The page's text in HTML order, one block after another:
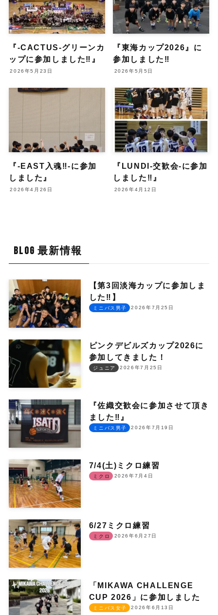
『-CACTUS-グリーンカ
ップに参加しました‼︎』
2026年5月23日
『東海カップ2026』に
参加しました‼︎
2026年5月5日
『-EAST入魂‼︎-に参加
しました』
2026年4月26日
『LUNDI-交歓会-に参加
しました‼︎』
2026年4月12日
BLOG 最新情報
【第3回淡海カップに参加しま
した‼︎】
2026年7月25日
ミニバス男子
ピンクデビルズカップ2026に
参加してきました！
2026年7月25日
ジュニア
『佐織交歓会に参加させて頂き
ました‼︎』
2026年7月19日
ミニバス男子
7/4(土)ミクロ練習
2026年7月4日
ミクロ
6/27ミクロ練習
2026年6月27日
ミクロ
「MIKAWA CHALLENGE
CUP 2026」に参加しました
2026年6月13日
ミニバス女子